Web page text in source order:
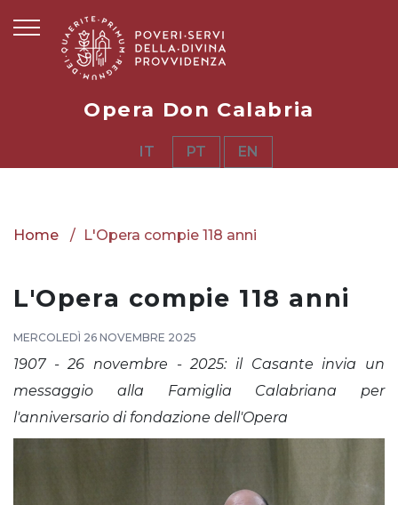
Opera Don Calabria
IT PT EN
Home L'Opera compie 118 anni
L'Opera compie 118 anni
MERCOLEDÌ 26 NOVEMBRE 2025
1907 - 26 novembre - 2025: il Casante invia un
messaggio alla Famiglia Calabriana per
l'anniversario di fondazione dell'Opera